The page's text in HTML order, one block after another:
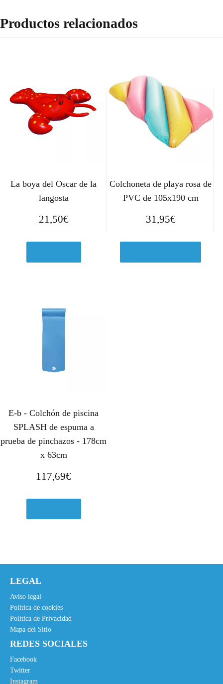
Productos relacionados
La boya del Oscar de la
langosta
21,50€
Colchoneta de playa rosa de
PVC de 105x190 cm
31,95€
E-b - Colchón de piscina
SPLASH de espuma a
prueba de pinchazos - 178cm
x 63cm
117,69€
LEGAL
Aviso legal
Política de cookies
Política de Privacidad
Mapa del Sitio
REDES SOCIALES
Facebook
Twitter
Instagram